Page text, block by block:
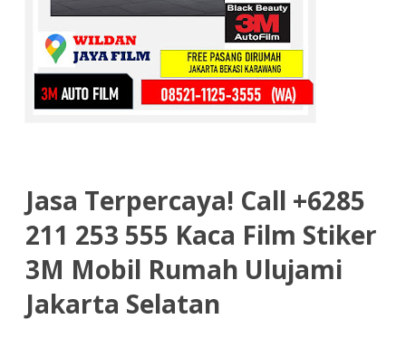
Jasa Terpercaya! Call +6285
211 253 555 Kaca Film Stiker
3M Mobil Rumah Ulujami
Jakarta Selatan